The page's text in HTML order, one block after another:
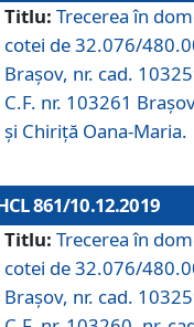
Titlu: Trecerea în
cotei de 32.076/
Brașov, nr. cad.
C.F. nr. 103261
și Chiriță Oana-Maria.
861/10.12.2019
Titlu: Trecerea în
cotei de 32.076/
Brașov, nr. cad.